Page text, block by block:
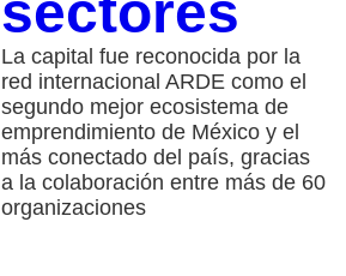
La capital fue reconocida por la
red internacional ARDE como el
segundo mejor ecosistema de
emprendimiento de México y el
más conectado del país, gracias
a la colaboración entre más de 60
organizaciones